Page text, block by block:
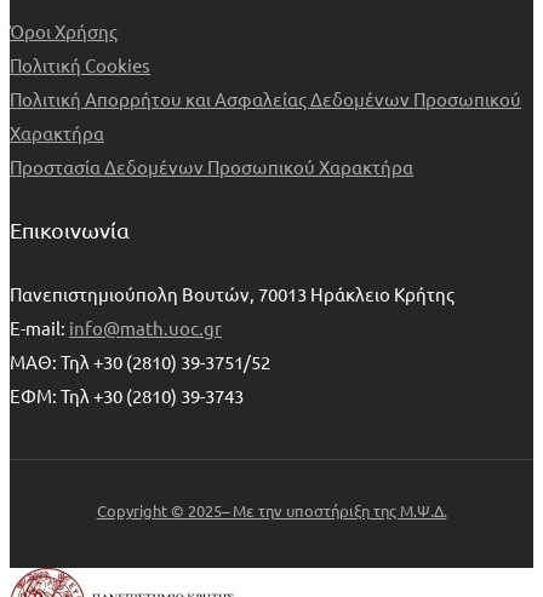
Όροι Χρήσης
Πολιτική Cookies
Πολιτική Απορρήτου και Ασφαλείας Δεδομένων Προσωπικού
Χαρακτήρα
Προστασία Δεδομένων Προσωπικού Χαρακτήρα
Επικοινωνία
Πανεπιστημιούπολη Βουτών, 70013 Ηράκλειο Κρήτης
E-mail: info@math.uoc.gr
ΜΑΘ: Τηλ +30 (2810) 39-3751/52
ΕΦΜ: Τηλ +30 (2810) 39-3743
Copyright © 2025– Με την υποστήριξη της Μ.Ψ.Δ.